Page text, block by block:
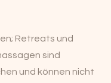
Retreats und
sind
und können nicht